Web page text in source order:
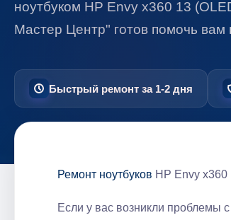
ноутбуком HP Envy x360 13
Мастер Центр" готов помочь
Быстрый ремонт за 1-2 дня
Ремонт ноутбуков HP Envy
Если у вас возникли проблемы